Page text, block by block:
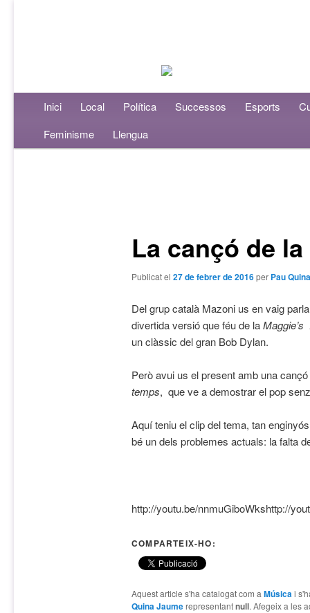
Menú principalAneu al contingut principal
Aneu al contingut secundari
Inici Local Política Successos Esports
Feminisme
Llengua
La cançó de
Publicat el 27 de febrer de 2016per Pau
Del grup català Mazoni us en vaig
divertida versió que féu de laMaggie’s
un clàssic del gran Bob Dylan.
Però avui us el present amb una
temps, que ve a demostrar el pop
Aquí teniu el clip del tema, tan
bé un dels problemes actuals: la falta
http://youtu.be/nnmuGiboWkshttp://
COMPARTEIX-HO:
Aquest article s'ha catalogat com a Música i
Quina Jaumerepresentantnull. Afegeix a les